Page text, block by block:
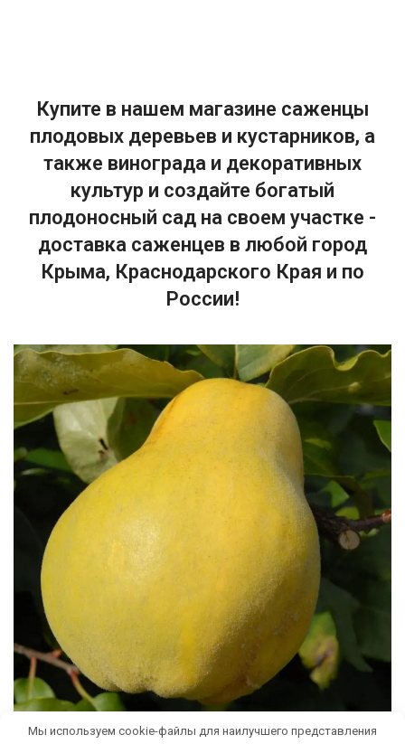
Купите в нашем магазине саженцы
плодовых деревьев и кустарников, а
также винограда и декоративных
культур и создайте богатый
плодоносный сад на своем участке -
доставка саженцев в любой город
Крыма, Краснодарского Края и по
России!
Мы используем cookie-файлы для наилучшего представления